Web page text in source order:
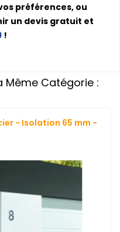
préférences, ou
un devis gratuit et
!
Même Catégorie :
- Isolation 65 mm -